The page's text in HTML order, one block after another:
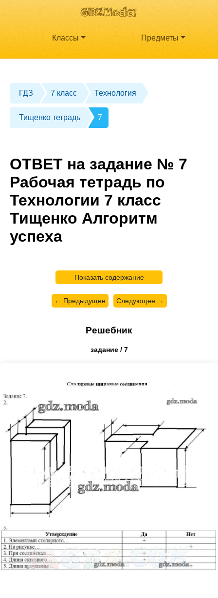
Классы Предметы
ГДЗ 7 класс Технология
Тищенко тетрадь 7
ОТВЕТ на задание № 7
Рабочая тетрадь по
Технологии 7 класс
Тищенко Алгоритм
успеха
Показать содержание
← Предыдущее Следующее →
Решебник
задание / 7